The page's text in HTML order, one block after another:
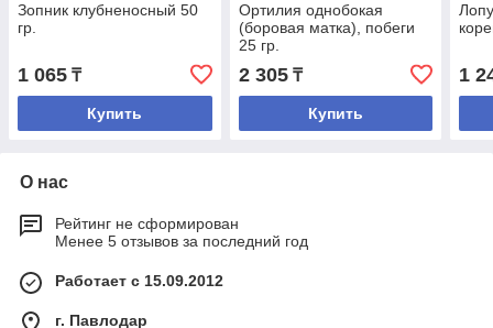
Зопник клубненосный 50
гр.
1 065 ₸
Купить
Ортилия однобокая
(боровая матка), побеги
25 гр.
2 305₸
Купить
1
О нас
Рейтинг не сформирован
Менее 5 отзывов за последний год
Работает с 15.09.2012
г. Павлодар